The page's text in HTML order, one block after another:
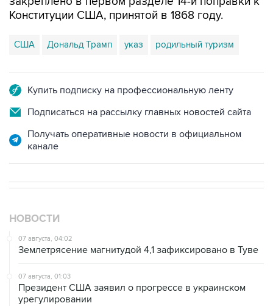
Конституции США, принятой в 1868 году.
США Дональд Трамп указ родильный туризм
Купить подписку на профессиональную ленту
Подписаться на рассылку главных новостей сайта
Получать оперативные новости в официальном
канале
НОВОСТИ
07 августа, 04:02
Землетрясение магнитудой 4,1 зафиксировано в Туве
07 августа, 01:03
Президент США заявил о прогрессе в украинском
урегулировании